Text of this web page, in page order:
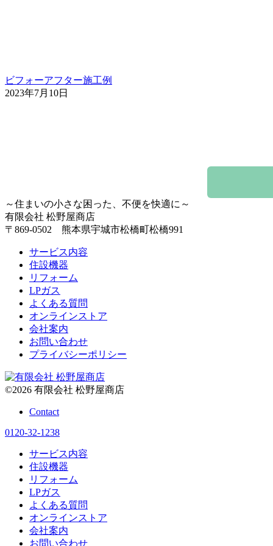
ビフォーアフター施工例
2023年7月10日
～住まいの小さな困った、不便を快適に～
有限会社 松野屋商店
〒869-0502 熊本県宇城市松橋町松橋991
サービス内容
住設機器
リフォーム
LPガス
よくある質問
オンラインストア
会社案内
お問い合わせ
プライバシーポリシー
©2026 有限会社 松野屋商店
Contact
0120-32-1238
サービス内容
住設機器
リフォーム
LPガス
よくある質問
オンラインストア
会社案内
お問い合わせ